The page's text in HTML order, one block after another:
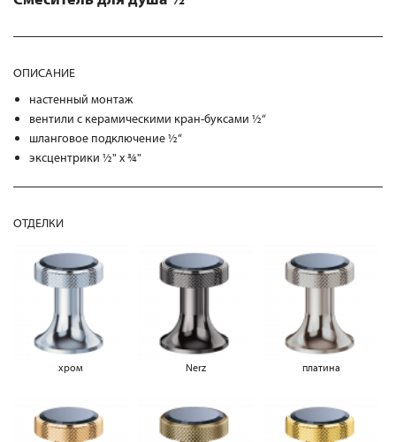
ОПИСАНИЕ
настенный монтаж
вентили с керамическими кран-буксами ½“
шланговое подключение ½“
эксцентрики ½" х ¾"
ОТДЕЛКИ
хром Nerz платина